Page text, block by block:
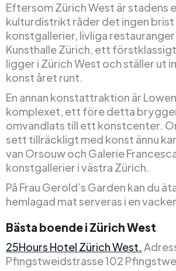
Eftersom Zürich West är stadens
kulturdistrikt råder det ingen brist
konstgallerier, livliga
Kunsthalle Zürich, ett
ligger i Zürich West och ställer ut
konst året runt.
En annan konstattraktion är
komplexet, ett före detta
omvandlats till ett konstcenter.
sett tillräckligt med konst ännu
van Orsouw och Galerie
konstgallerier i västra Zürich.
På Frau Gerold’s Garden kan du
hemlagad mat serveras i en
Bästa boende i Zürich West
25Hours Hotel Zürich West.
Pfingstweidstrasse 102